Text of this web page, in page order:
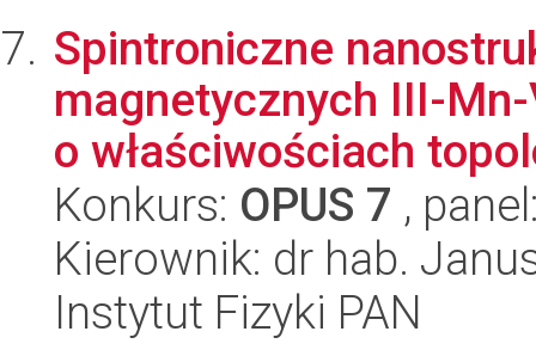
Spintroniczne
magnetycznych III-
o właściwościach
Konkurs: OPUS 7 ,
Kierownik: dr hab.
Instytut Fizyki PAN